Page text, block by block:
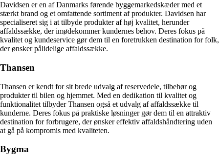
Davidsen er en af Danmarks førende byggemarkedskæder med et
stærkt brand og et omfattende sortiment af produkter. Davidsen har
specialiseret sig i at tilbyde produkter af høj kvalitet, herunder
affaldssække, der imødekommer kundernes behov. Deres fokus på
kvalitet og kundeservice gør dem til en foretrukken destination for folk,
der ønsker pålidelige affaldssække.
Thansen
Thansen er kendt for sit brede udvalg af reservedele, tilbehør og
produkter til bilen og hjemmet. Med en dedikation til kvalitet og
funktionalitet tilbyder Thansen også et udvalg af affaldssække til
kunderne. Deres fokus på praktiske løsninger gør dem til en attraktiv
destination for forbrugere, der ønsker effektiv affaldshåndtering uden
at gå på kompromis med kvaliteten.
Bygma